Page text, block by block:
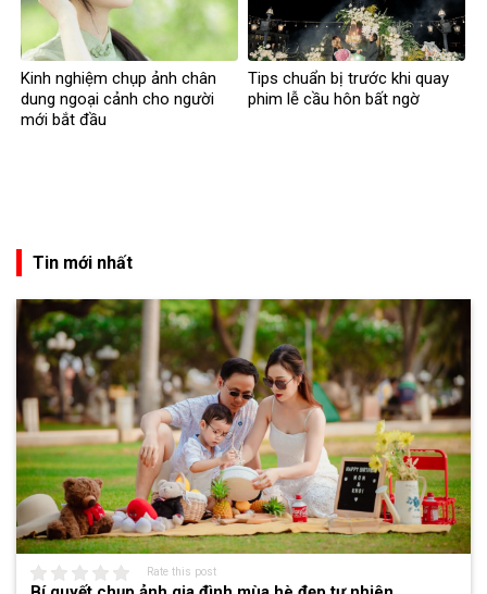
Kinh nghiệm chụp ảnh chân
dung ngoại cảnh cho người
mới bắt đầu
Tips chuẩn bị trước khi quay
phim lễ cầu hôn bất ngờ
Tin mới nhất
Rate this post